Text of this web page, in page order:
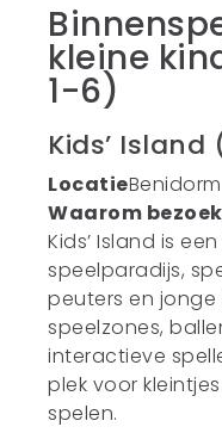
kleine
1-6)
Kids’
LocatieBenidorm
Waarom
Kids’ Island is
speelparadijs,
peuters en jonge
speelzones,
interactieve
plek voor
spelen.